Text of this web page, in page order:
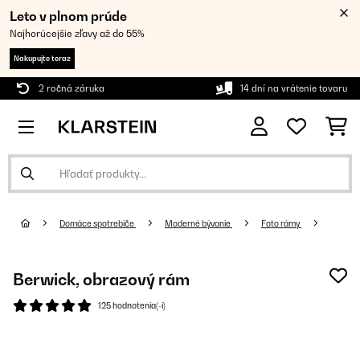
Leto v plnom prúde
Najhorúcejšie zľavy až do 55%
Nakupujte teraz
2 ročná záruka 14 dní na vrátenie tovaru
Domáce spotrebiče Moderné bývanie Foto rámy
Berwick, obrazový rám
125 hodnotenia(-í)